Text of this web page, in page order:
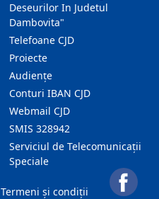
Deseurilor In Judetul
Dambovita"
Telefoane CJD
Proiecte
Audienţe
Conturi IBAN CJD
Webmail CJD
SMIS 328942
Serviciul de Telecomunicații
Speciale
Termeni și condiții